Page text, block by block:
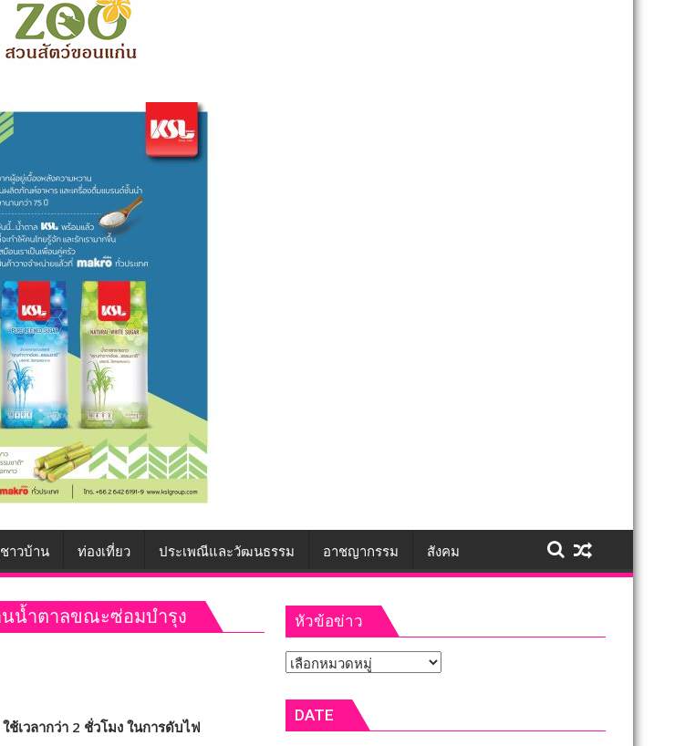
ชาวบ้าน ท่องเที่ยว ประเพณีและวัฒนธรรม อาชญากรรม สังคม
นน้ำตาลขณะซ่อมบำรุง
ช้เวลากว่า 2 ชั่วโมง ในการดับไฟ
หัวข้อข่าว
หัวข้อ
DATE